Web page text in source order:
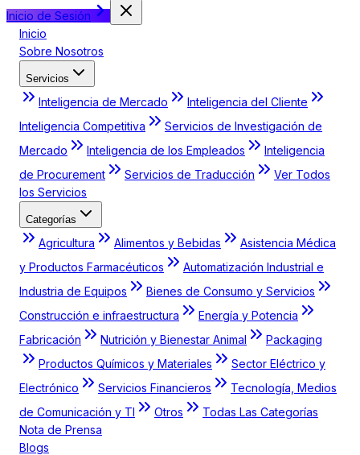
Inicio de Sesión
Inicio
Sobre Nosotros
Servicios
Inteligencia de Mercado
Inteligencia del Cliente
Inteligencia Competitiva
Servicios de Investigación de
Mercado
Inteligencia de los Empleados
Inteligencia
de Procurement
Servicios de Traducción
Ver Todos
los Servicios
Categorías
Agricultura Alimentos y Bebidas
Asistencia Médica
y Productos Farmacéuticos
Automatización Industrial e
Industria de Equipos
Bienes de Consumo y Servicios
Construcción e infraestructura
Energía y Potencia
Fabricación
Nutrición y Bienestar Animal
Packaging
Productos Químicos y Materiales
Sector Eléctrico y
Electrónico
Servicios Financieros
Tecnología, Medios
de Comunicación y TI
Otros
Todas Las Categorías
Nota de Prensa
Blogs